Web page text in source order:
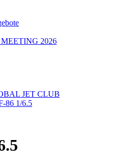
MEETING 2026
JET CLUB
86 1/6.5